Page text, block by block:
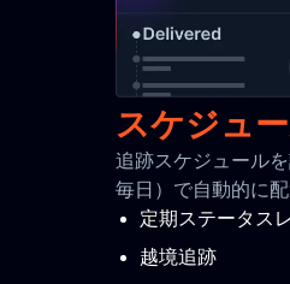
スケジュ
追跡スケジュール
毎日）で自動的に
定期ステータス
越境追跡